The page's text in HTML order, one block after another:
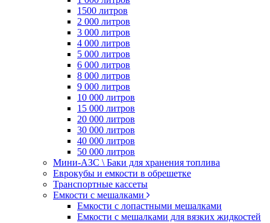
1500 литров
2 000 литров
3 000 литров
4 000 литров
5 000 литров
6 000 литров
8 000 литров
9 000 литров
10 000 литров
15 000 литров
20 000 литров
30 000 литров
40 000 литров
50 000 литров
Мини-АЗС \ Баки для хранения топлива
Еврокубы и емкости в обрешетке
Транспортные кассеты
Емкости с мешалками
Емкости с лопастными мешалками
Емкости с мешалками для вязких жидкостей